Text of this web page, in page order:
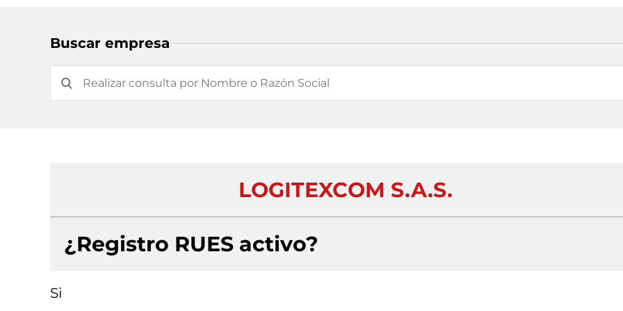
Buscar empresa
LOGITEXCOM S.A.S.
¿Registro RUES activo?
Si